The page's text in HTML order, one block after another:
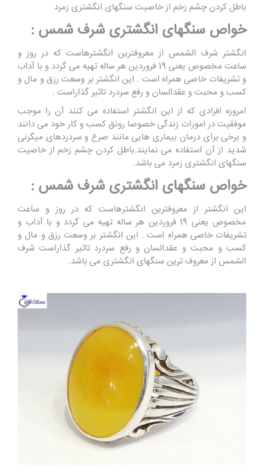
باطل کردن چشم زخم از خاصیت سنگهای انگشتری زمرد
خواص سنگهای انگشتری شرف شمس :
انگشتر شرف الشمس از معروفترین انگشترهاست که در روز و
ساعت مخصوص یعنی 19 فروردین هر ساله تهیه می گردد و با آداب
و تشریفات خاصی همراه است . این انگشتر بر وسعت رزق و مال و
کسب و محبت و عقدالسان و رفع سردرد تاثیر گذاراست .
امروزه افرادی که از این انگشتر استفاده می کنند آن را موجب
موفقیت در امورات زندگی خصوصا رونق کسب و کار خود می دانند
و برخی برای درمان بیماری هایی مانند صرع و سردردهای میگرنی
شدید از آن استفاده می نمایند.باطل کردن چشم زخم از خاصیت
سنگهای انگشتری زمرد می باشد.
خواص سنگهای انگشتری شرف شمس :
این انگشتر از معروفترین انگشترهاست که در روز و ساعت
مخصوص یعنی 19 فروردین هر ساله تهیه می گردد و با آداب و
تشریفات خاصی همراه است . این انگشتر بر وسعت رزق و مال و
کسب و محبت و عقدالسان و رفع سردرد تاثیر گذاراست شرف
الشمس از معروف ترین سنگهای انگشتری می باشد.